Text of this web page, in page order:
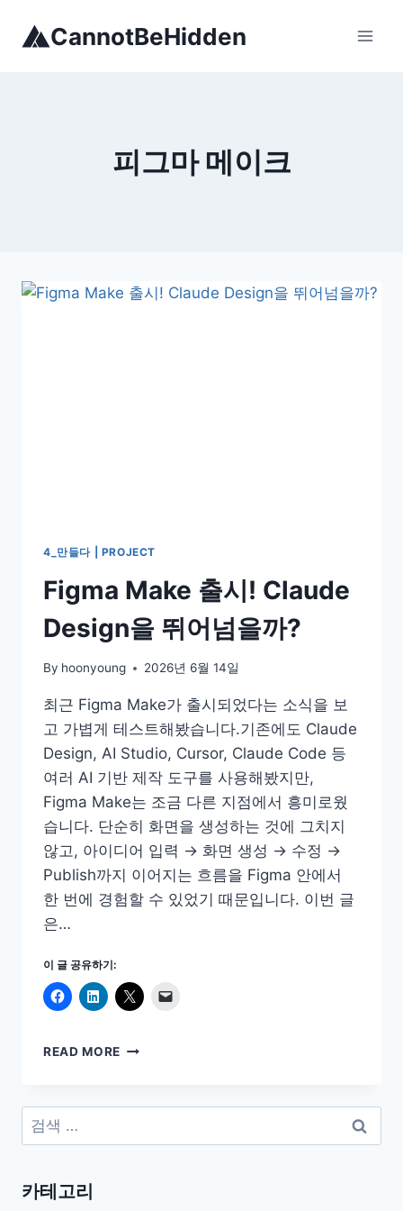
CannotBeHidden
피그마 메이크
4_만들다 | PROJECT
Figma Make 출시! Claude
Design을 뛰어넘을까?
By hoonyoung 2026년 6월 14일
최근 Figma Make가 출시되었다는 소식을 보
고 가볍게 테스트해봤습니다.기존에도 Claude
Design, AI Studio, Cursor, Claude Code 등
여러 AI 기반 제작 도구를 사용해봤지만,
Figma Make는 조금 다른 지점에서 흥미로웠
습니다. 단순히 화면을 생성하는 것에 그치지
않고, 아이디어 입력 → 화면 생성 → 수정 →
Publish까지 이어지는 흐름을 Figma 안에서
한 번에 경험할 수 있었기 때문입니다. 이번 글
은…
이 글 공유하기:
READ MORE FIGMA
시!
DESIGN
검
색:
카테고리